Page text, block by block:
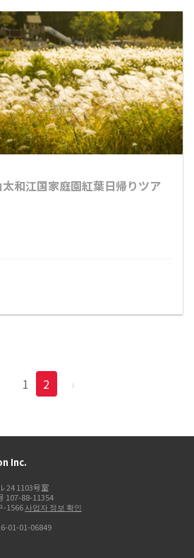
和江国家庭園紅葉日帰りツア
1 2 ›
Inc.
24 1103号室
107-88-11354
-1566사업자 정보 확인
01-01-06849